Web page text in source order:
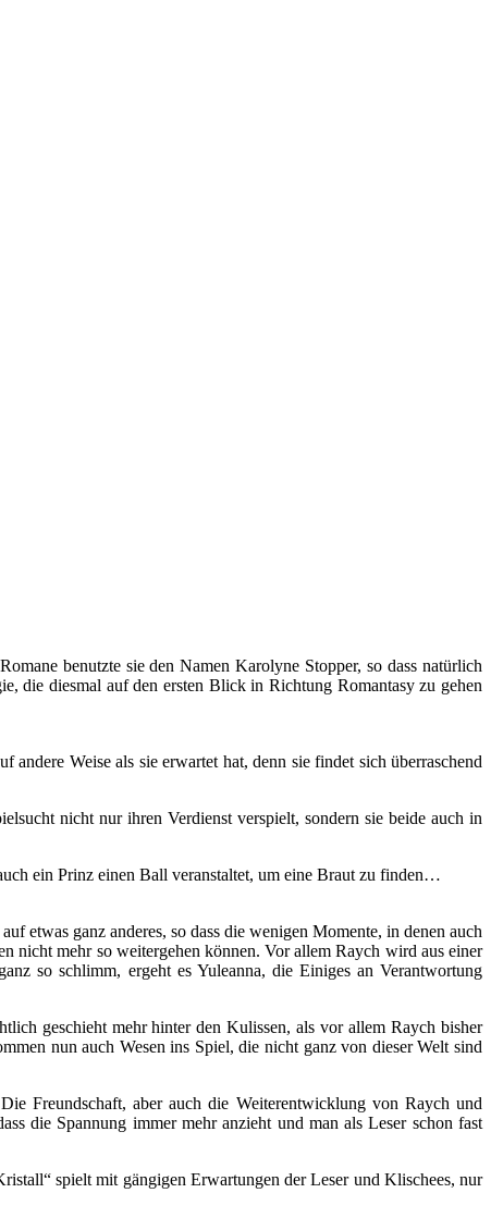
benutzte sie den Namen Karolyne Stopper, so dass natürlich
die diesmal auf den ersten Blick in Richtung Romantasy zu gehen
Weise als sie erwartet hat, denn sie findet sich überraschend
nicht nur ihren Verdienst verspielt, sondern sie beide auch in
ein Prinz einen Ball veranstaltet, um eine Braut zu finden…
etwas ganz anderes, so dass die wenigen Momente, in denen auch
nicht mehr so weitergehen können. Vor allem Raych wird aus einer
so schlimm, ergeht es Yuleanna, die Einiges an Verantwortung
geschieht mehr hinter den Kulissen, als vor allem Raych bisher
nun auch Wesen ins Spiel, die nicht ganz von dieser Welt sind
Freundschaft, aber auch die Weiterentwicklung von Raych und
die Spannung immer mehr anzieht und man als Leser schon fast
spielt mit gängigen Erwartungen der Leser und Klischees, nur